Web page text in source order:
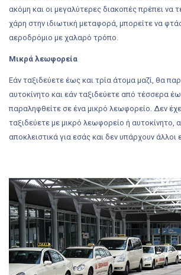
ακόμη και οι μεγαλύτερες διακοπές πρέπει να
χάρη στην ιδιωτική μεταφορά, μπορείτε να
αεροδρόμιο με χαλαρό τρόπο.
Μικρά λεωφορεία
Εάν ταξιδεύετε έως και τρία άτομα μαζί, θα
αυτοκίνητο και εάν ταξιδεύετε από τέσσερα
παραληφθείτε σε ένα μικρό λεωφορείο. Δεν
ταξιδεύετε με μικρό λεωφορείο ή αυτοκίνητο,
αποκλειστικά για εσάς και δεν υπάρχουν άλλοι